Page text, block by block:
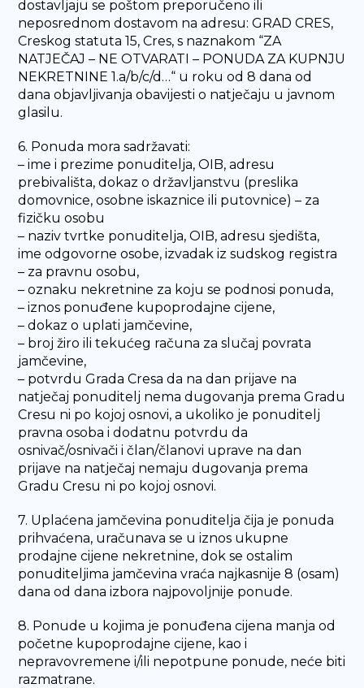
dostavljaju se poštom preporučeno ili
neposrednom dostavom na adresu: GRAD CRES,
Creskog statuta 15, Cres, s naznakom “ZA
NATJEČAJ – NE OTVARATI – PONUDA ZA KUPNJU
NEKRETNINE 1.a/b/c/d…“ u roku od 8 dana od
dana objavljivanja obavijesti o natječaju u javnom
glasilu.
6. Ponuda mora sadržavati:
– ime i prezime ponuditelja, OIB, adresu
prebivališta, dokaz o državljanstvu (preslika
domovnice, osobne iskaznice ili putovnice) – za
fizičku osobu
– naziv tvrtke ponuditelja, OIB, adresu sjedišta,
ime odgovorne osobe, izvadak iz sudskog registra
– za pravnu osobu,
– oznaku nekretnine za koju se podnosi ponuda,
– iznos ponuđene kupoprodajne cijene,
– dokaz o uplati jamčevine,
– broj žiro ili tekućeg računa za slučaj povrata
jamčevine,
– potvrdu Grada Cresa da na dan prijave na
natječaj ponuditelj nema dugovanja prema Gradu
Cresu ni po kojoj osnovi, a ukoliko je ponuditelj
pravna osoba i dodatnu potvrdu da
osnivač/osnivači i član/članovi uprave na dan
prijave na natječaj nemaju dugovanja prema
Gradu Cresu ni po kojoj osnovi.
7. Uplaćena jamčevina ponuditelja čija je ponuda
prihvaćena, uračunava se u iznos ukupne
prodajne cijene nekretnine, dok se ostalim
ponuditeljima jamčevina vraća najkasnije 8 (osam)
dana od dana izbora najpovoljnije ponude.
8. Ponude u kojima je ponuđena cijena manja od
početne kupoprodajne cijene, kao i
nepravovremene i/ili nepotpune ponude, neće biti
razmatrane.